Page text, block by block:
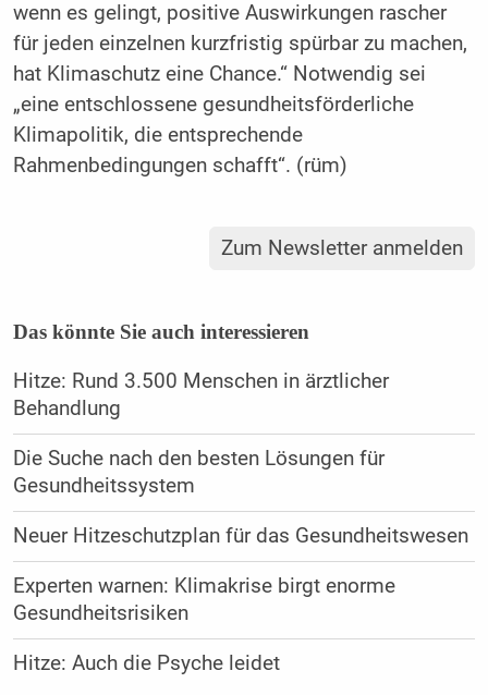
wenn es gelingt, positive Auswirkungen rascher
für jeden einzelnen kurzfristig spürbar zu machen,
hat Klimaschutz eine Chance.“ Notwendig sei
„eine entschlossene gesundheitsförderliche
Klimapolitik, die entsprechende
Rahmenbedingungen schafft“. (rüm)
Zum Newsletter anmelden
Das könnte Sie auch interessieren
Hitze: Rund 3.500 Menschen in ärztlicher
Behandlung
Die Suche nach den besten Lösungen für
Gesundheitssystem
Neuer Hitzeschutzplan für das Gesundheitswesen
Experten warnen: Klimakrise birgt enorme
Gesundheitsrisiken
Hitze: Auch die Psyche leidet